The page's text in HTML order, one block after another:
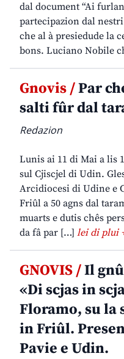
dal document “Ai
partecipazion dal
che al à presiedude la
bons. Luciano Nobile
Gnovis /Par
salti fûr dal
Redazion
Lunis ai 11 di Mai a lis
sul Cjiscjel di Udin.
Arcidiocesi di Udine e
Friûl a 50 agns dal
muarts e dutis chês
da fâ par […] lei di plui
GNOVIS /Il
«Di scjas in
Floramo, su la
in Friûl.
Pavie e Udin.